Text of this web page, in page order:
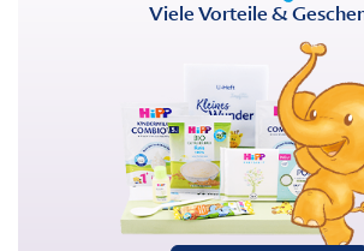
Viele Vorteile &